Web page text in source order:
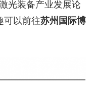
光装备产业发展论
可以前往苏州国际博